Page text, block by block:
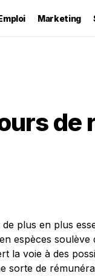
Marketing
de
plus en plus
espèces soulève
la voie à des
sorte de